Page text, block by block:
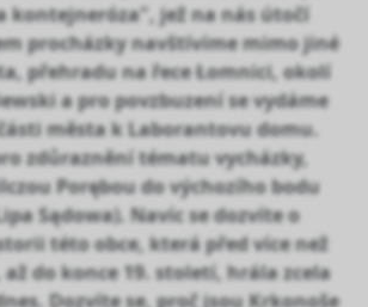
kontejneróza", jež na nás útočí
procházky navštívíme mimo jiné
přehradu na řece Łomnici, okolí
a pro povzbuzení se vydáme
města k Laborantovu domu.
zdůraznění tématu vycházky,
Porębou do výchozího bodu
Sądowa). Navíc se dozvíte o
této obce, která před více než
do konce 19. století, hrála zcela
Dozvíte se, proč jsou Krkonoše